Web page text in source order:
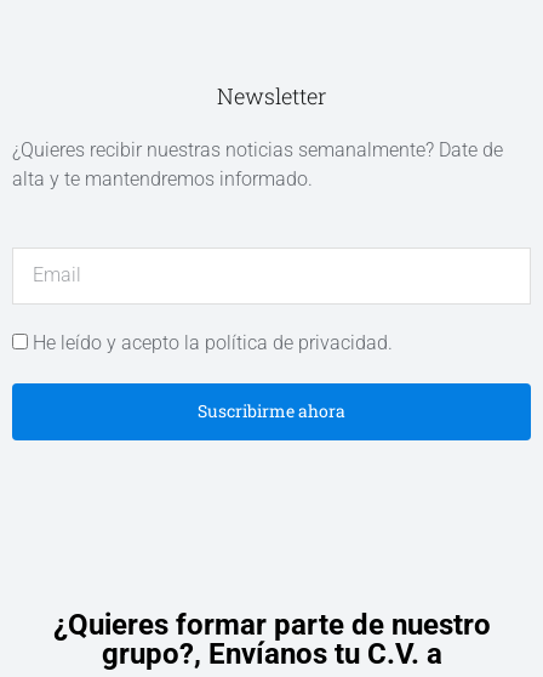
Newsletter
¿Quieres recibir nuestras noticias semanalmente? Date de
alta y te mantendremos informado.
He leído y acepto la política de privacidad.
Suscribirme ahora
¿Quieres formar parte de nuestro
grupo?, Envíanos tu C.V. a